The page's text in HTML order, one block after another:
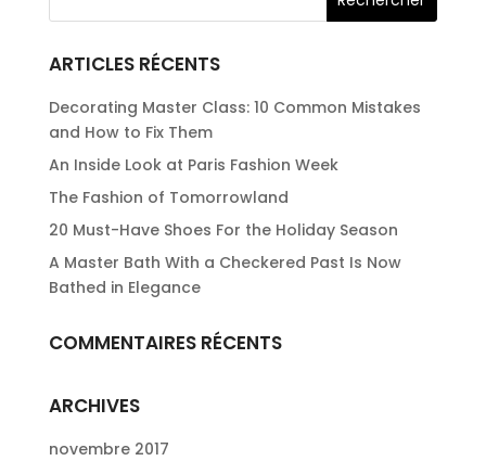
ARTICLES RÉCENTS
Decorating Master Class: 10 Common Mistakes
and How to Fix Them
An Inside Look at Paris Fashion Week
The Fashion of Tomorrowland
20 Must-Have Shoes For the Holiday Season
A Master Bath With a Checkered Past Is Now
Bathed in Elegance
COMMENTAIRES RÉCENTS
ARCHIVES
novembre 2017